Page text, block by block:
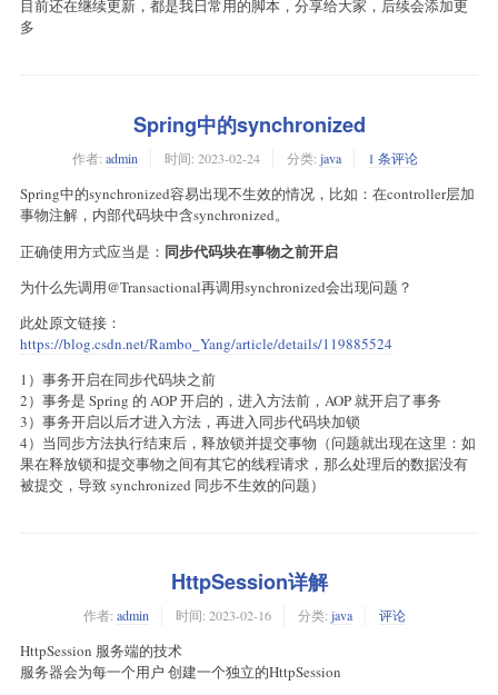
目前还在继续更新，都是我日常用的脚本，分享给大家，后续会添加更
多
Spring中的synchronized
作者: admin 时间: 2023-02-24 分类: java 1 条评论
Spring中的synchronized容易出现不生效的情况，比如：在controller层加
事物注解，内部代码块中含synchronized。
正确使用方式应当是： 同步代码块在事物之前开启
为什么先调用@Transactional再调用synchronized会出现问题？
此处原文链接：
https://blog.csdn.net/Rambo_Yang/article/details/119885524
1）事务开启在同步代码块之前
2）事务是 Spring 的 AOP 开启的，进入方法前，AOP 就开启了事务
3）事务开启以后才进入方法，再进入同步代码块加锁
4）当同步方法执行结束后，释放锁并提交事物（问题就出现在这里：如
果在释放锁和提交事物之间有其它的线程请求，那么处理后的数据没有
被提交，导致 synchronized 同步不生效的问题）
HttpSession详解
作者: admin 时间: 2023-02-16 分类: java 评论
HttpSession 服务端的技术
服务器会为每一个用户 创建一个独立的HttpSession